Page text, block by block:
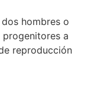
hombres o
a
reproducción